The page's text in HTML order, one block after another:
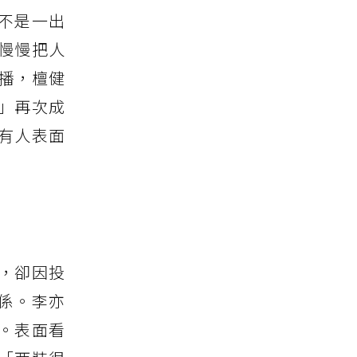
是一出
慢把人
，檀健
再次成
人表面
卻因投
。李亦
表面看